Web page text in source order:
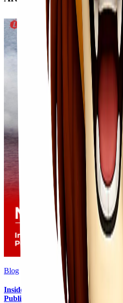
Blog
Insiden Kebakaran KM Mutiara
Publik